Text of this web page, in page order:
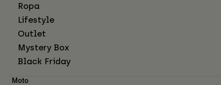
Ropa
Lifestyle
Outlet
Mystery Box
Black Friday
Moto